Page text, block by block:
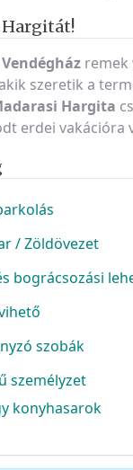
Hargitát!
remek
szeretik a
Hargita
erdei vakációra
/ Zöldövezet
bográcsozási
szobák
személyzet
konyhasarok